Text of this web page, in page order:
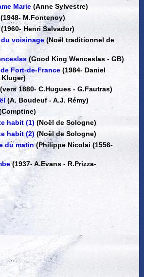
Marie (Anne Sylvestre)
(1948-M.Fontenoy)
(1960-Henri Salvador)
voisinage (Noël traditionnel de
(Good King Wenceslas - GB)
Fort-de-France (1984- Daniel
Kluger)
(vers 1880-C.Hugues - G.Fautras)
(A. Boudeuf - A.J. Rémy)
habit (1) (Noël de Sologne)
habit (2) (Noël de Sologne)
du matin (Philippe Nicolai (1556-
(1937-A.Evans - R.Prizza-